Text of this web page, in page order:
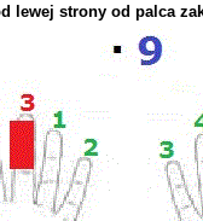
lewej strony od palca